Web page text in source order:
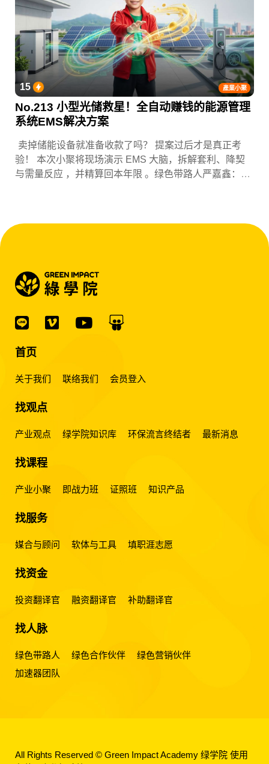
產業小聚
15
No.213 小型光储救星！全自动赚钱的能源管理
系统EMS解决方案
卖掉储能设备就准备收款了吗？ 提案过后才是真正考
验！ 本次小聚将现场演示 EMS 大脑，拆解套利、降契
与需量反应 ，并精算回本年限 。绿色带路人严嘉鑫：
首页
关于我们 联络我们 会员登入
找观点
产业观点 绿学院知识库 环保流言终结者 最新消息
找课程
产业小聚 即战力班 证照班 知识产品
找服务
媒合与顾问 软体与工具 填职涯志愿
找资金
投资翻译官 融资翻译官 补助翻译官
找人脉
绿色带路人 绿色合作伙伴
绿色营销伙伴
加速器团队
All Rights Reserved © Green Impact Academy 绿学院 使用